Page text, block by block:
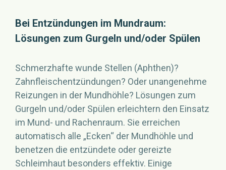
Bei Entzündungen im Mundraum:
Lösungen zum Gurgeln und/oder Spülen
Schmerzhafte wunde Stellen (Aphthen)?
Zahnfleischentzündungen? Oder unangenehme
Reizungen in der Mundhöhle? Lösungen zum
Gurgeln und/oder Spülen erleichtern den Einsatz
im Mund- und Rachenraum. Sie erreichen
automatisch alle „Ecken“ der Mundhöhle und
benetzen die entzündete oder gereizte
Schleimhaut besonders effektiv. Einige